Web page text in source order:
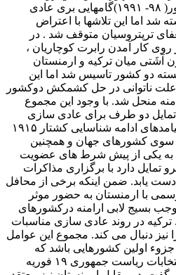
رئیس جمهوری اسبق این کشور( ۹۸- ۱۹۹۱)گامهایی بری عادی
شد اما این تلاشها با اعتراض
ترپتروسیان متوقف شد . در
پس از روی کار آمدن رابرت کوچاریان ،
آشَتی میان ترکیه و ارمنستان
دو کشور تاسیس شد اما این
ناتوانی در حل کشمکش دوکشور
مساله کشتار ۱۹۱۵ ارامنه منحل شد. با وجود این مجموع
تمایل دو طرف برای عادی سازی
مناسبات است. ترکیه نگران پیامدهای ادامه شناسایی کشتار ۱۹۱۵
سوی کشورهای جهان و همچنین
به یکی از پیش شرط های عضویت
تمایل دارد با برگزاری مذاکرات
دست یابد. ضمن اینکه برخی از محافل
با ارمنستان به حضور موثر
بسیج لابی ارامنه درکشورهای
در روند عادی سازی مناسبات
نیز دنبال می کند. مجموع این عوامل
اولین کشورهایی باشد که
پیروزی سرژ سرکیسیان در انتخابات ریاست جمهوری ۱۹ فوریه